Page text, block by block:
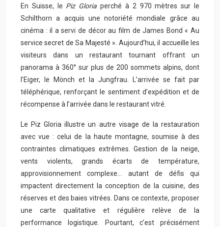
En Suisse, le Piz Gloria perché à 2 970 mètres sur le
Schilthorn a acquis une notoriété mondiale grâce au
cinéma : il a servi de décor au film de James Bond « Au
service secret de Sa Majesté ». Aujourd’hui, il accueille les
visiteurs dans un restaurant tournant offrant un
panorama à 360° sur plus de 200 sommets alpins, dont
l’Eiger, le Mönch et la Jungfrau. L’arrivée se fait par
téléphérique, renforçant le sentiment d’expédition et de
récompense à l’arrivée dans le restaurant vitré.
Le Piz Gloria illustre un autre visage de la restauration
avec vue : celui de la haute montagne, soumise à des
contraintes climatiques extrêmes. Gestion de la neige,
vents violents, grands écarts de température,
approvisionnement complexe… autant de défis qui
impactent directement la conception de la cuisine, des
réserves et des baies vitrées. Dans ce contexte, proposer
une carte qualitative et régulière relève de la
performance logistique. Pourtant, c’est précisément